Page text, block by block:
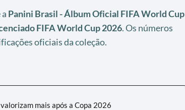
Panini Brasil - Álbum Oficial FIFA World Cup
FIFA World Cup 2026. Os números
oficiais da coleção.
mais após a Copa 2026